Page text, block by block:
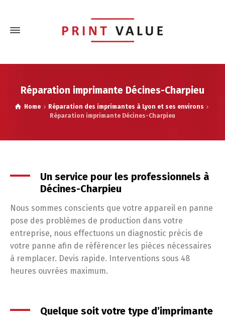
Réparation imprimante Décines-Charpieu
Home
Réparation des imprimantes à Lyon et ses environs
Réparation imprimante Décines-Charpieu
Un service pour les professionnels à
Décines-Charpieu
Nous sommes conscients que votre appareil en panne
pose des problèmes de production dans votre
entreprise, nous effectuons un diagnostic précis de
votre panne afin de référencer les pièces nécessaires
à remplacer. Devis rapide. Interventions sous 48
heures ouvrées maximum.
Quelque soit votre type d’imprimante